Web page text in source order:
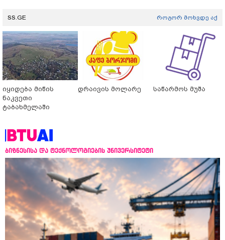
SS.GE როგორ მოხვდე აქ
იყიდება მიწის
ნაკვეთი
ტაბახმელაში
დრაივის მოლარე საწარმოს მუშა
ბიზნესისა და ტექნოლოგიების უნივერსიტეტი